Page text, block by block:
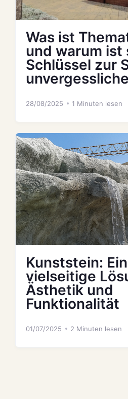
Was ist
und warum ist
Schlüssel zur
28/08/2025 1 Minuten lesen
Kunststein:
vielseitige
Ästhetik und
Funktionalität
01/07/2025 2 Minuten lesen